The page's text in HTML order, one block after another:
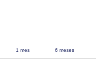
1 mes 6 meses